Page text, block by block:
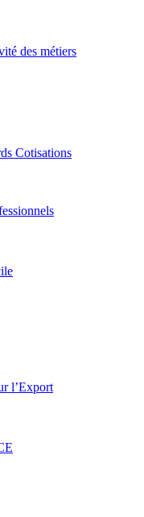
des métiers
Cotisations
l’Export